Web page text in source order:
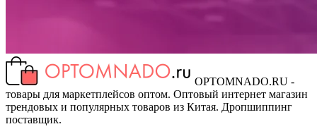
OPTOMNADO.RU -
товары для маркетплейсов оптом. Оптовый интернет магазин
трендовых и популярных товаров из Китая. Дропшиппинг
поставщик.